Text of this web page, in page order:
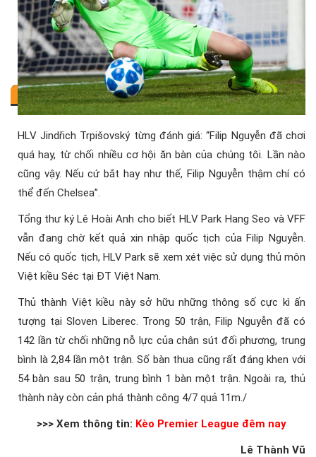
HLV Jindřich Trpišovský từng đánh giá: “Filip Nguyễn đã chơi
quá hay, từ chối nhiều cơ hội ăn bàn của chúng tôi. Lần nào
cũng vậy. Nếu cứ bắt hay như thế, Filip Nguyễn thậm chí có
thể đến Chelsea”.
Tổng thư ký Lê Hoài Anh cho biết HLV Park Hang Seo và VFF
vẫn đang chờ kết quả xin nhập quốc tịch của Filip Nguyễn.
Nếu có quốc tịch, HLV Park sẽ xem xét việc sử dụng thủ môn
Việt kiều Séc tại ĐT Việt Nam.
Thủ thành Việt kiều này sở hữu những thông số cực kì ấn
tượng tại Sloven Liberec. Trong 50 trận, Filip Nguyễn đã có
142 lần từ chối những nỗ lực của chân sút đối phương, trung
bình là 2,84 lần một trận. Số bàn thua cũng rất đáng khen với
54 bàn sau 50 trận, trung bình 1 bàn một trận. Ngoài ra, thủ
thành này còn cản phá thành công 4/7 quả 11m./
>>> Xem thông tin: Kèo Premier League đêm nay
Lê Thành Vũ